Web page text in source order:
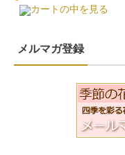
カートの中を見る
メルマガ登録